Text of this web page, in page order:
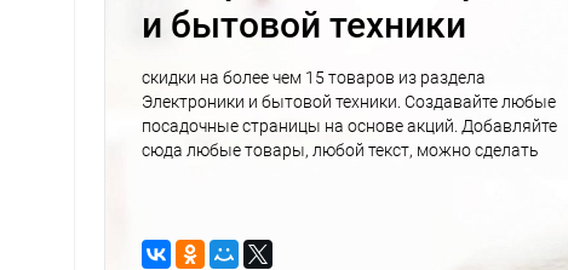
и бытовой техники
скидки на более чем 15 товаров из раздела
Электроники и бытовой техники. Создавайте любые
посадочные страницы на основе акций. Добавляйте
сюда любые товары, любой текст, можно сделать